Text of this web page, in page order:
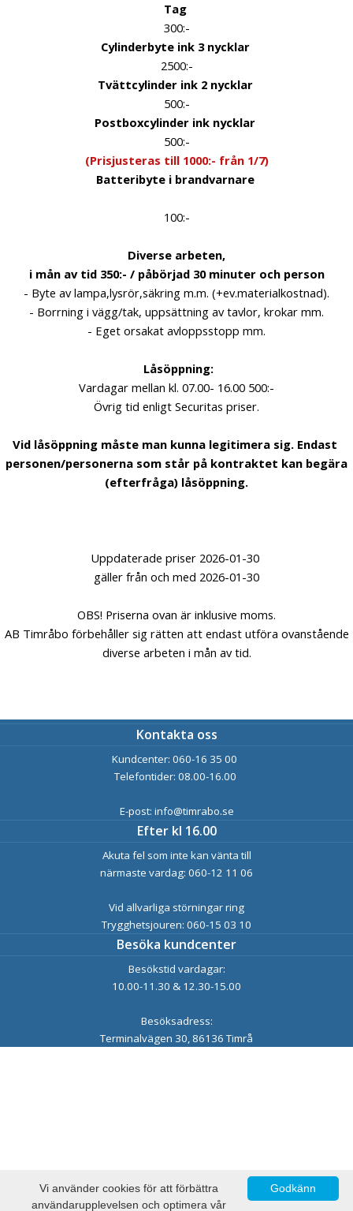
Tag
300:-
Cylinderbyte ink 3 nycklar
2500:-
Tvättcylinder ink 2 nycklar
500:-
Postboxcylinder ink nycklar
500:-
(Prisjusteras till 1000:- från 1/7)
Batteribyte i brandvarnare
100:-
Diverse arbeten,
i mån av tid 350:- / påbörjad 30 minuter och person
- Byte av lampa,lysrör,säkring m.m. (+ev.materialkostnad).
- Borrning i vägg/tak, uppsättning av tavlor, krokar mm.
- Eget orsakat avloppsstopp mm.
Låsöppning:
Vardagar mellan kl. 07.00- 16.00 500:-
Övrig tid enligt Securitas priser.
Vid låsöppning måste man kunna legitimera sig. Endast
personen/personerna som står på kontraktet kan begära
(efterfråga) låsöppning.
Uppdaterade priser 2026-01-30
gäller från och med 2026-01-30
OBS! Priserna ovan är inklusive moms.
AB Timråbo förbehåller sig rätten att endast utföra ovanstående
diverse arbeten i mån av tid.
Kontakta oss
Kundcenter: 060-16 35 00
Telefontider: 08.00-16.00
E-post: info@timrabo.se
Efter kl 16.00
Akuta fel som inte kan vänta till
närmaste vardag: 060-12 11 06
Vid allvarliga störningar ring
Trygghetsjouren: 060-15 03 10
Besöka kundcenter
Besökstid vardagar:
10.00-11.30 & 12.30-15.00
Besöksadress:
Terminalvägen 30, 86136 Timrå
Godkänn
Vi använder cookies för att förbättra
användarupplevelsen och optimera vår